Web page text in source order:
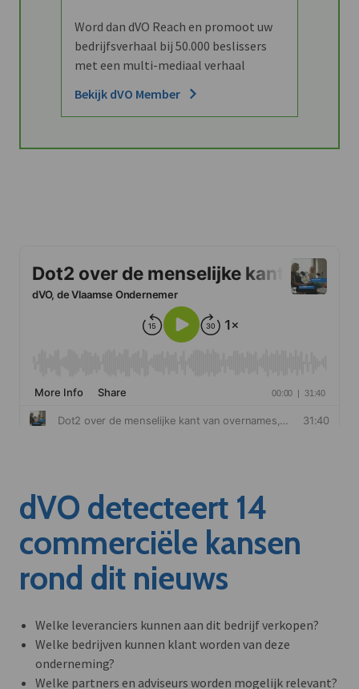
Word dan dVO Reach en promoot uw
bedrijfsverhaal bij 50.000 beslissers
met een multi-mediaal verhaal
Bekijk dVO Member
dVO detecteert 14
commerciële kansen
rond dit nieuws
Welke leveranciers kunnen aan dit bedrijf verkopen?
Welke bedrijven kunnen klant worden van deze
onderneming?
Welke partners en adviseurs worden mogelijk relevant?